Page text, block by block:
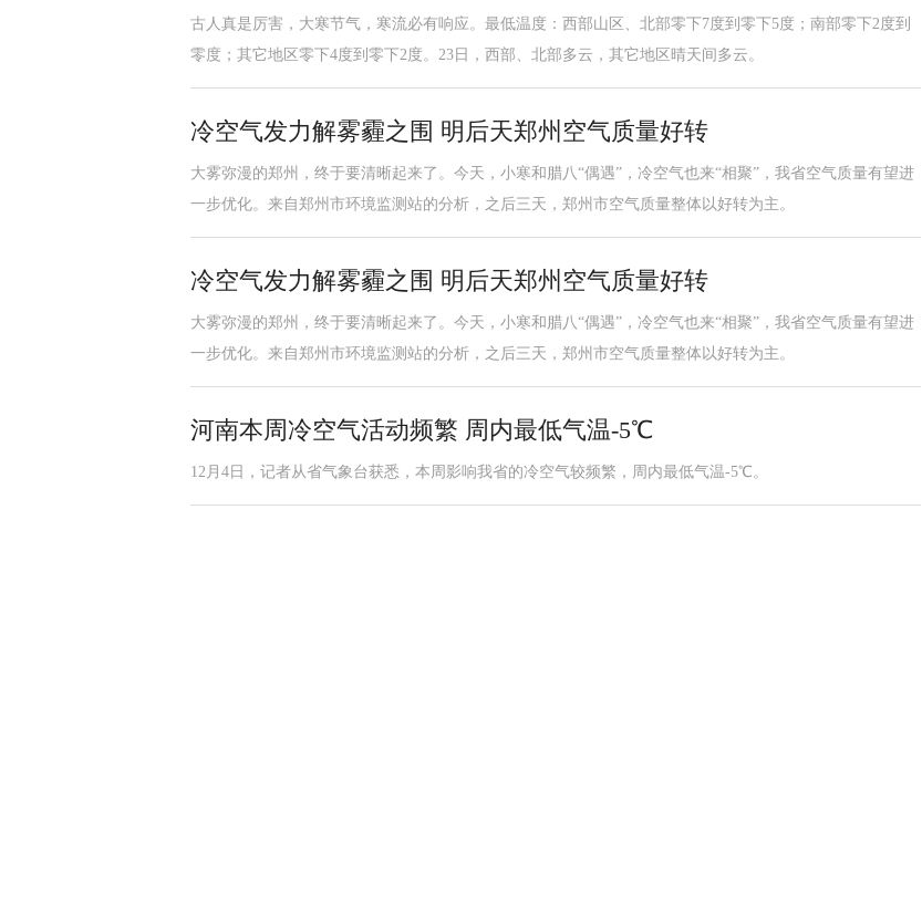
古人真是厉害，大寒节气，寒流必有响应。最低温度：西部山区、北部零下7度到零下5度；南部零下2度到
零度；其它地区零下4度到零下2度。23日，西部、北部多云，其它地区晴天间多云。
冷空气发力解雾霾之围 明后天郑州空气质量好转
大雾弥漫的郑州，终于要清晰起来了。今天，小寒和腊八“偶遇”，冷空气也来“相聚”，我省空气质量有望进
一步优化。来自郑州市环境监测站的分析，之后三天，郑州市空气质量整体以好转为主。
冷空气发力解雾霾之围 明后天郑州空气质量好转
大雾弥漫的郑州，终于要清晰起来了。今天，小寒和腊八“偶遇”，冷空气也来“相聚”，我省空气质量有望进
一步优化。来自郑州市环境监测站的分析，之后三天，郑州市空气质量整体以好转为主。
河南本周冷空气活动频繁 周内最低气温-5℃
12月4日，记者从省气象台获悉，本周影响我省的冷空气较频繁，周内最低气温-5℃。